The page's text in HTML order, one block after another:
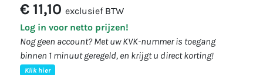
€ 11,10 exclusief BTW
Log in voor netto prijzen!
Nog geen account? Met uw KVK-nummer is toegang
binnen 1 minuut geregeld, en krijgt u direct korting!
Klik hier